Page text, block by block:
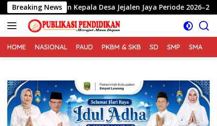
Langsung
ke
konten
Breaking News
calon Kepala Desa Jejalen Jaya Periode 2026–2034
HOME NASIONAL PAUD PKBM & SKB SD SMP SMA